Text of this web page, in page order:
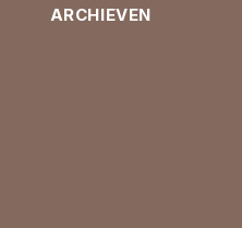
ARCHIEVEN